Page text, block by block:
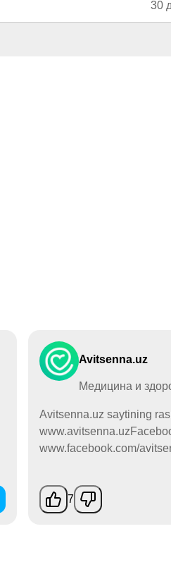
30
Avitsenna.uz
Медицина и
Avitsenna.uz saytining
www.facebook.com/
7